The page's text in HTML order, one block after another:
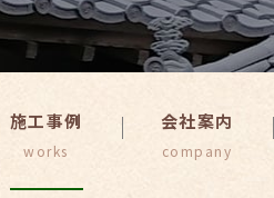
施工事例 会社案内